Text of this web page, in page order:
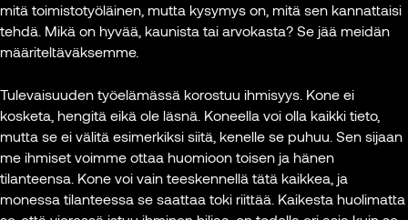
mitä toimistotyöläinen, mutta kysymys on, mitä sen kannattaisi
tehdä. Mikä on hyvää, kaunista tai arvokasta? Se jää meidän
määriteltäväksemme.
Tulevaisuuden työelämässä korostuu ihmisyys. Kone ei
kosketa, hengitä eikä ole läsnä. Koneella voi olla kaikki tieto,
mutta se ei välitä esimerkiksi siitä, kenelle se puhuu. Sen sijaan
me ihmiset voimme ottaa huomioon toisen ja hänen
tilanteensa. Kone voi vain teeskennellä tätä kaikkea, ja
monessa tilanteessa se saattaa toki riittää. Kaikesta huolimatta